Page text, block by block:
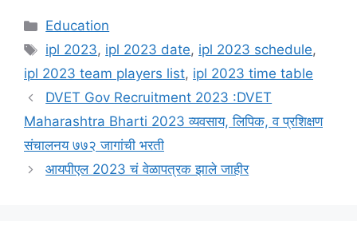
Categories
Education
Tags
ipl 2023, ipl 2023 date, ipl 2023 schedule,
ipl 2023 team players list, ipl 2023 time table
DVET Gov Recruitment 2023 :DVET
Maharashtra Bharti 2023 व्यवसाय, लिपिक, व प्रशिक्षण
संचालनय ७७२ जागांची भरती
आयपीएल 2023 चं वेळापत्रक झाले जाहीर